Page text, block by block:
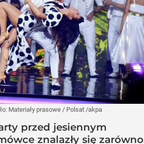
Materiały prasowe / Polsat /akpa
przed jesiennym
znalazły się zarówno